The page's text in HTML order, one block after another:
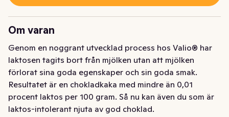
Om varan
Genom en noggrant utvecklad process hos Valio® har
laktosen tagits bort från mjölken utan att mjölken
förlorat sina goda egenskaper och sin goda smak.
Resultatet är en chokladkaka med mindre än 0,01
procent laktos per 100 gram. Så nu kan även du som är
laktos-intolerant njuta av god choklad.